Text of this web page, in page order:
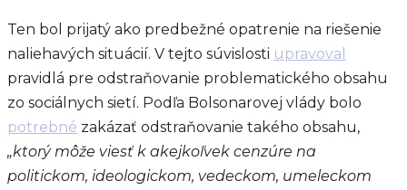
Ten bol prijatý ako predbežné opatrenie na riešenie
naliehavých situácií. V tejto súvislosti upravoval
pravidlá pre odstraňovanie problematického obsahu
zo sociálnych sietí. Podľa Bolsonarovej vlády bolo
potrebné zakázať odstraňovanie takého obsahu,
„ktorý môže viesť k akejkoľvek cenzúre na
politickom, ideologickom, vedeckom, umeleckom